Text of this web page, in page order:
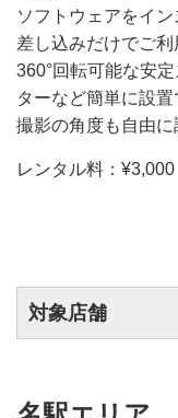
ソフトウェアをイ
差し込みだけでご利
360°回転可能な安
ターなど簡単に設置
撮影の角度も自由に
レンタル料：¥3,000
対象店舗